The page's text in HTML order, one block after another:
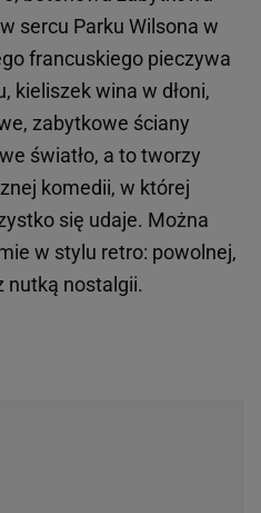
sercu Parku Wilsona w
francuskiego pieczywa
kieliszek wina w dłoni,
zabytkowe ściany
światło, a to tworzy
komedii, w której
się udaje. Można
w stylu retro: powolnej,
nutką nostalgii.